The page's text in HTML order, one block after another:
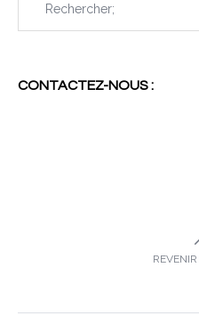
CONTACTEZ-NOUS :